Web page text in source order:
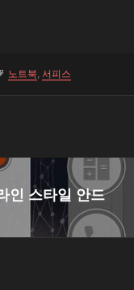
Tags
노트북,서피스
인 스타일 안드